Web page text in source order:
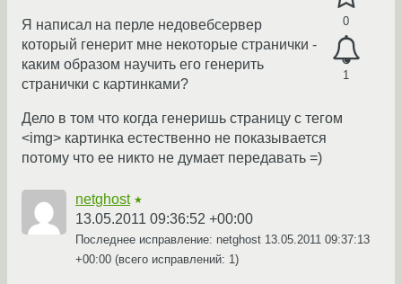
0
1
Я написал на перле недовебсервер
который генерит мне некоторые странички -
каким образом научить его генерить
странички с картинками?
Дело в том что когда генеришь страницу с тегом
<img> картинка естественно не показывается
потому что ее никто не думает передавать =)
netghost ★
13.05.2011 09:36:52 +00:00
Последнее исправление: netghost 13.05.2011 09:37:13
+00:00 (всего исправлений: 1)